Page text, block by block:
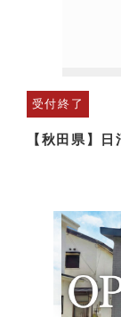
受付終了
【秋田県】